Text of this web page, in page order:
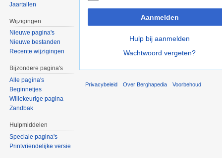
Aanmelden
Hulp bij aanmelden
Wachtwoord vergeten?
Jaartallen
Wijzigingen
Nieuwe pagina's
Nieuwe bestanden
Recente wijzigingen
Bijzondere pagina's
Alle pagina's
Beginnetjes
Willekeurige pagina
Zandbak
Hulpmiddelen
Speciale pagina's
Printvriendelijke versie
Privacybeleid Over Berghapedia Voorbehoud